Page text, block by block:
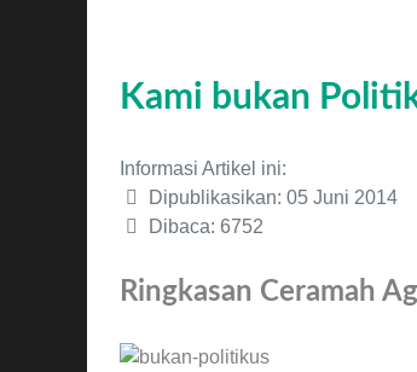
Kami bukan
Informasi Artikel ini:
Dipublikasikan: 05 Juni 2014
Dibaca: 6752
Ringkasan Ceramah